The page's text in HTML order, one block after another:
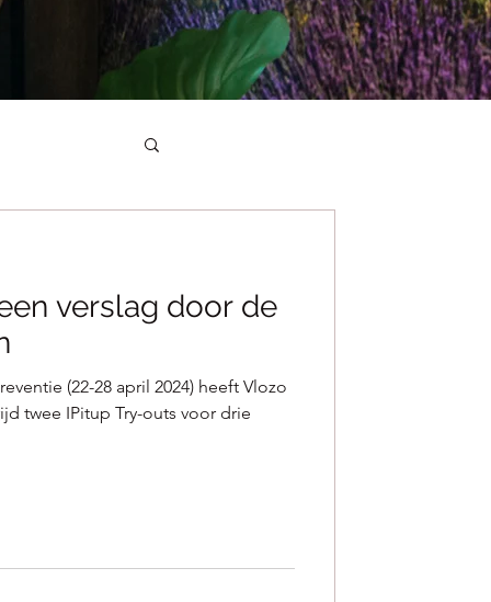
verslag door de
(22-28 april 2024) heeft Vlozo
twee IPitup Try-outs voor drie